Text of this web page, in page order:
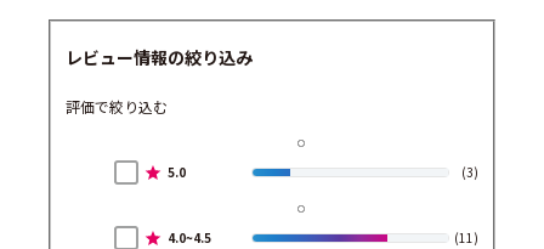
レビュー情報の絞り込み
評価で絞り込む
5.0 (3)
4.0~4.5 (11)